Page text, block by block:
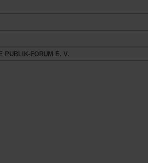
PUBLIK-FORUM E. V.